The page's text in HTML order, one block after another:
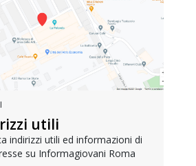
utili
indirizzi utili ed informazioni di
su Informagiovani Roma